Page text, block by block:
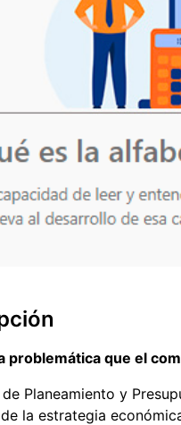
problemática que el
Planeamiento y
la estrategia